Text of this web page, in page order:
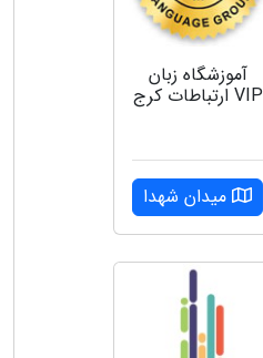
آموزشگاه زبان
VIP ارتباطات کرج
میدان شهدا